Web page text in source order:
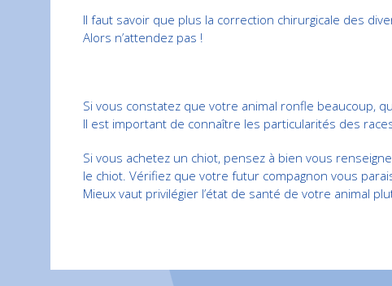
Il faut savoir que plus la correction chirurgicale des
Alors n’attendez pas !
Si vous constatez que votre animal ronfle beaucoup,
Il est important de connaître les particularités des
Si vous achetez un chiot, pensez à bien vous
le chiot. Vérifiez que votre futur compagnon vous
Mieux vaut privilégier l’état de santé de votre animal